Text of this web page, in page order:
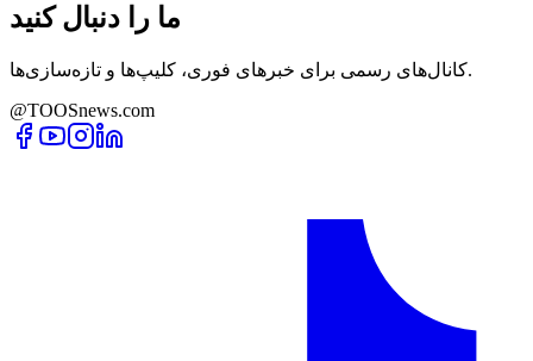
ما را دنبال کنید
کانال‌های رسمی برای خبرهای فوری، کلیپ‌ها و تازه‌سازی‌ها.
@TOOSnews.com